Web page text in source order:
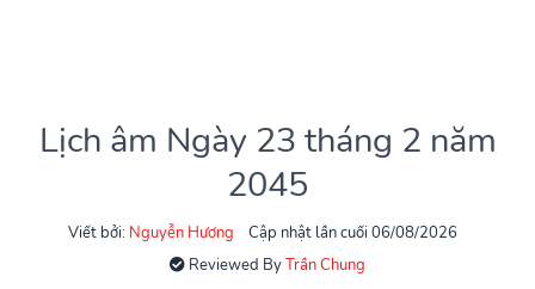
Lịch âm Ngày 23 tháng 2 năm
2045
Viết bởi: Nguyễn Hương
Cập nhật lần cuối 06/08/2026
Reviewed ByTrần Chung